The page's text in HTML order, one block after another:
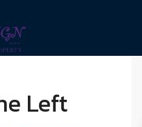
Left